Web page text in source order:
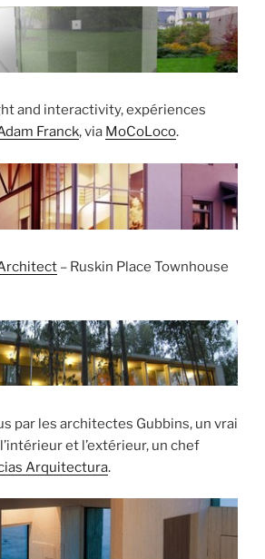
and interactivity, expériences
Franck, via MoCoLoco.
– Ruskin Place Townhouse
par les architectes Gubbins, un vrai
et l’extérieur, un chef
Arquitectura.